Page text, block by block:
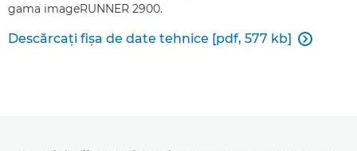
gama imageRUNNER 2900.
Descărcaţi fişa de date tehnice [pdf, 577 kb] 